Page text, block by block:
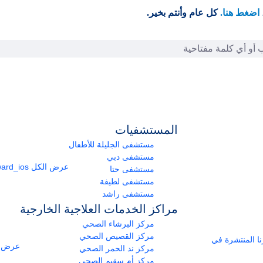
اضغط هنا. كل عام وأنتم بخير.
المنتشرة في
المستشفيات
مستشفى الجليلة للأطفال
مستشفى دبي
مستشفى حتا
مستشفى لطيفة
مستشفى راشد
عرض الكل
مراكز الخدمات العلاجية الخارجية
مركز البرشاء الصحي
مركز القصيص الصحي
مركز ند الحمر الصحي
مركز أم سقيم الصحي
عرض